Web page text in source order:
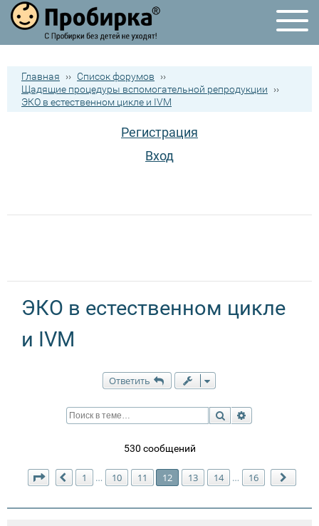
Главная ›› Список форумов
››
Щадящие процедуры вспомогательной репродукции
››
ЭКО в естественном цикле и IVM
Регистрация
Вход
ЭКО в естественном цикле
и IVM
Ответить
Поиск
530 сообщений
Страница 12 из16
Пред.
1 … 10 11 12 13 14 … 16